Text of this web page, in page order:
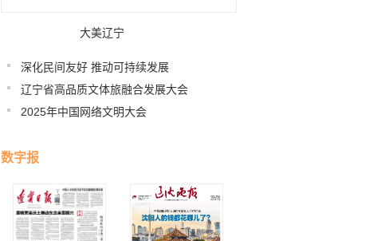
大美辽宁
深化民间友好 推动可持续发展
辽宁省高品质文体旅融合发展大会
2025年中国网络文明大会
数字报